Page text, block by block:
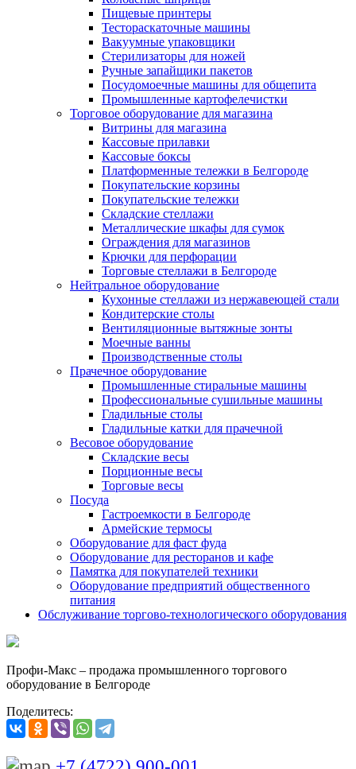
Пищевые принтеры
Тестораскаточные машины
Вакуумные упаковщики
Стерилизаторы для ножей
Ручные запайщики пакетов
Посудомоечные машины для общепита
Промышленные картофелечистки
Торговое оборудование для магазина
Витрины для магазина
Кассовые прилавки
Кассовые боксы
Платформенные тележки в Белгороде
Покупательские корзины
Покупательские тележки
Складские стеллажи
Металлические шкафы для сумок
Ограждения для магазинов
Крючки для перфорации
Торговые стеллажи в Белгороде
Нейтральное оборудование
Кухонные стеллажи из нержавеющей стали
Кондитерские столы
Вентиляционные вытяжные зонты
Моечные ванны
Производственные столы
Прачечное оборудование
Промышленные стиральные машины
Профессиональные сушильные машины
Гладильные столы
Гладильные катки для прачечной
Весовое оборудование
Складские весы
Порционные весы
Торговые весы
Посуда
Гастроемкости в Белгороде
Армейские термосы
Оборудование для фаст фуда
Оборудование для ресторанов и кафе
Памятка для покупателей техники
Оборудование предприятий общественного
питания
Обслуживание торгово-технологического оборудования
Профи-Макс – продажа промышленного торгового
оборудование в Белгороде
Поделитесь: